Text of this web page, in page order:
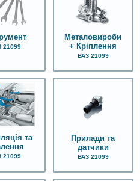
21099
Металовироби
+ Кріплення
ВАЗ 21099
та
21099
Прилади та
датчики
ВАЗ 21099